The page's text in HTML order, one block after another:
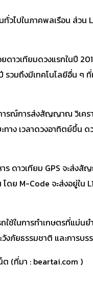
วไปในภาคพลเรือน ส่วน
ดาวเทียมดวงแรกในปี
วมถึงมีเทคโนโลยีอื่น ๆ
ารณ์การส่งสัญญาณ วิเคร
ทาง เวลาดวงอาทิตย์ขึ้น
าร ดาวเทียม GPS จะส่ง
ย M-Code จะส่งอยู่ใน
ใช้ในการทำเกษตรที่แม่น
งภัยธรรมชาติ และการบร
ต (ที่มา : beartai.com )